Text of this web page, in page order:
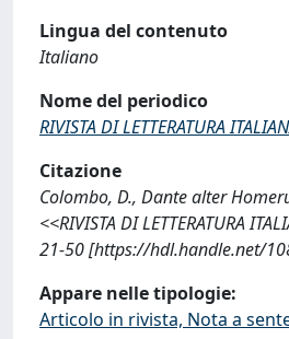
Lingua del contenuto
Italiano
Nome del periodico
RIVISTA DI LETTERATURA
Citazione
Colombo, D., Dante alter
<<RIVISTA DI LETTERATURA
21-50 [https://hdl.handle.net/
Appare nelle tipologie:
Articolo in rivista, Nota a